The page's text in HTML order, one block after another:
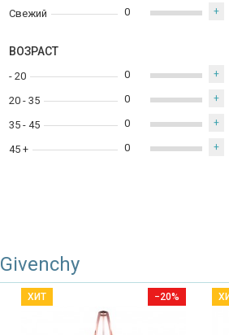
Свежий
0 +
ВОЗРАСТ
- 20
20 - 35
35 - 45
45 +
0 +
0 +
0 +
0 +
Givenchy
−20%
ХИТ